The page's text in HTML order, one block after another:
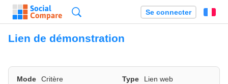
Se connecter
Lien de démonstration
Mode Critère Type
Lien web